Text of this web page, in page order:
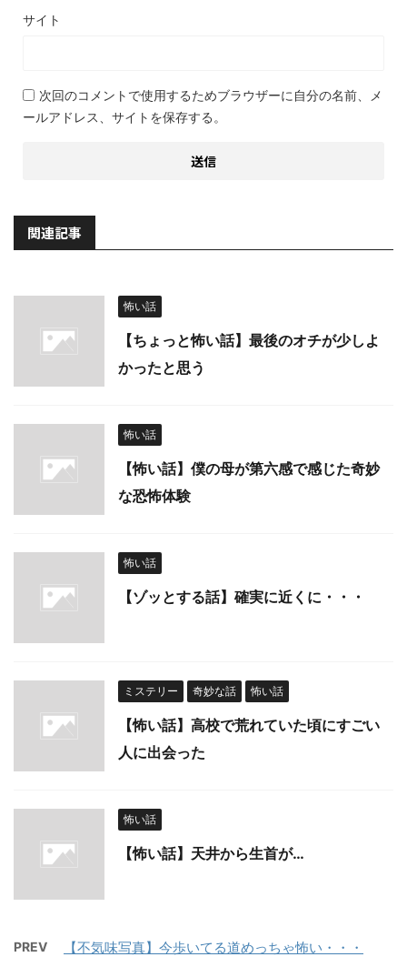
サイト
次回のコメントで使用するためブラウザーに自分の名前、メ
ールアドレス、サイトを保存する。
関連記事
怖い話
【ちょっと怖い話】最後のオチが少しよ
かったと思う
怖い話
【怖い話】僕の母が第六感で感じた奇妙
な恐怖体験
怖い話
【ゾッとする話】確実に近くに・・・
ミステリー 奇妙な話 怖い話
【怖い話】高校で荒れていた頃にすごい
人に出会った
怖い話
【怖い話】天井から生首が…
PREV 【不気味写真】今歩いてる道めっちゃ怖い・・・